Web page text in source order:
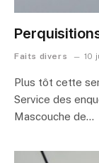
Faits divers 10
Plus tôt cette
Service des
Mascouche de…